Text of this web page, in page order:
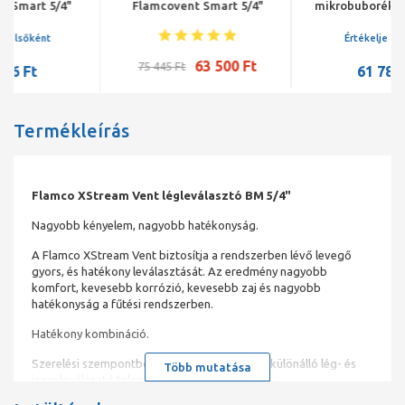
Flamcovent Smart 5/4"
63 500 Ft
mikrobuborék-leválasztó,
Termékleírás
Flamco XStream Vent légleválasztó BM 5/4"
Nagyobb kényelem, nagyobb hatékonyság.
A Flamco XStream Vent biztosítja a rendszerben lévő levegő
gyors, és hatékony leválasztását. Az eredmény nagyobb
komfort, kevesebb korrózió, kevesebb zaj és nagyobb
hatékonyság a fűtési rendszerben.
Hatékony kombináció.
Szerelési szempontból mindig előnyt jelent a különálló lég- és
iszapleválasztó telepítése.
Több mutatása